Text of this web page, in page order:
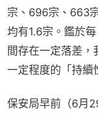
宗、696宗、663
均有1.6宗。鑑於
間存在一定落差
一定程度的「持續
保安局早前（6月